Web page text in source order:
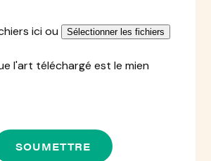
ici ou
Sélectionner les fichiers
l'art téléchargé est le mien